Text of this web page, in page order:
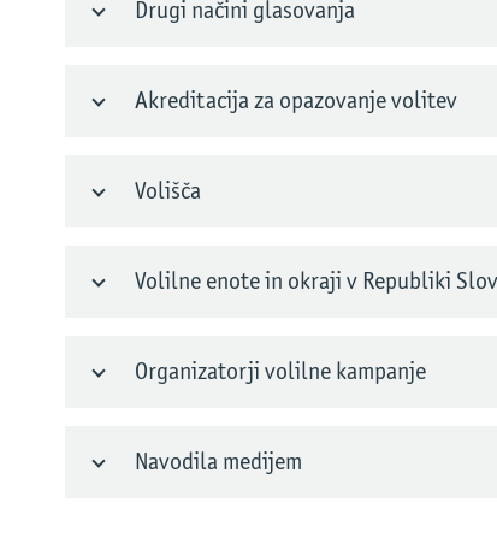
Drugi načini glasovanja
Akreditacija za opazovanje volitev
Volišča
Volilne enote in okraji v Republiki
Organizatorji volilne kampanje
Navodila medijem